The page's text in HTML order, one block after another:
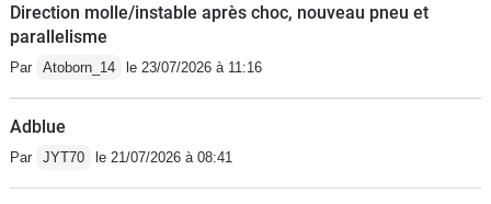
Direction molle/instable après choc, nouveau pneu et
parallelisme
Par Atoborn_14 le 23/07/2026 à 11:16
Adblue
Par JYT70 le 21/07/2026 à 08:41